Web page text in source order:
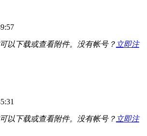
以下载或查看附件。没有帐号？ 立即注
以下载或查看附件。没有帐号？ 立即注